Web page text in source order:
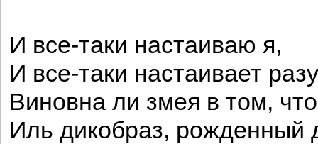
И все-таки настаиваю я,
И все-таки настаивает
Виновна ли змея в том,
Иль дикобраз, рожденный